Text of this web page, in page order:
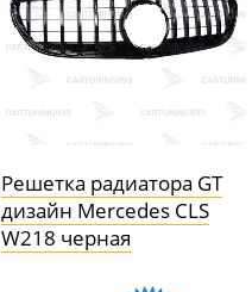
Решетка радиатора GT
дизайн Mercedes CLS
W218 черная